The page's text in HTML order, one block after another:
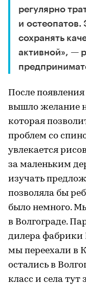
регулярно
и остеопатов.
сохранять
активной», —
После
вышло желание
которая
проблем со
увлекается
за маленьким
изучать
позволяла бы
было немного.
в Волгограде.
дилера фабрики
мы переехали в
остались в
класс и села тут